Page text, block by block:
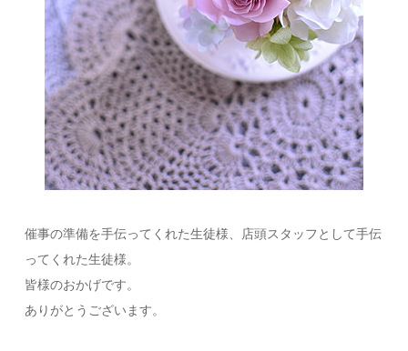
催事の準備を手伝ってくれた生徒様、店頭スタッフとして手伝
ってくれた生徒様。
皆様のおかげです。
ありがとうございます。